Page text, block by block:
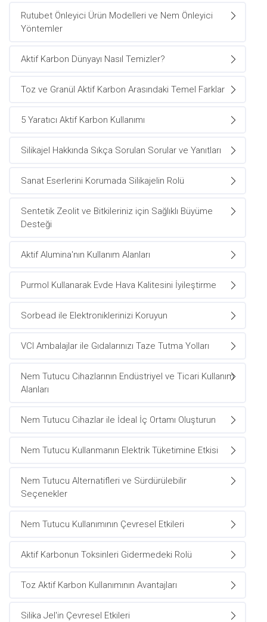
Rutubet Önleyici Ürün Modelleri ve Nem Önleyici
Yöntemler
Aktif Karbon Dünyayı Nasıl Temizler?
Toz ve Granül Aktif Karbon Arasındaki Temel Farklar
5 Yaratıcı Aktif Karbon Kullanımı
Silikajel Hakkında Sıkça Sorulan Sorular ve Yanıtları
Sanat Eserlerini Korumada Silikajelin Rolü
Sentetik Zeolit ve Bitkileriniz için Sağlıklı Büyüme
Desteği
Aktif Alumina'nın Kullanım Alanları
Purmol Kullanarak Evde Hava Kalitesini İyileştirme
Sorbead ile Elektroniklerinizi Koruyun
VCI Ambalajlar ile Gıdalarınızı Taze Tutma Yolları
Nem Tutucu Cihazlarının Endüstriyel ve Ticari Kullanım
Alanları
Nem Tutucu Cihazlar ile İdeal İç Ortamı Oluşturun
Nem Tutucu Kullanmanın Elektrik Tüketimine Etkisi
Nem Tutucu Alternatifleri ve Sürdürülebilir
Seçenekler
Nem Tutucu Kullanımının Çevresel Etkileri
Aktif Karbonun Toksinleri Gidermedeki Rolü
Toz Aktif Karbon Kullanımının Avantajları
Silika Jel'in Çevresel Etkileri